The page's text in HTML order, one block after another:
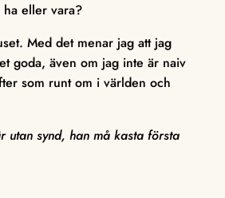
eller vara?
Med det menar jag att jag
goda, även om jag inte är naiv
som runt om i världen och
utan synd, han må kasta första